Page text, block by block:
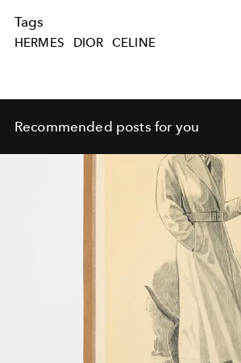
Tags
HERMES DIOR CELINE
Recommended posts for you